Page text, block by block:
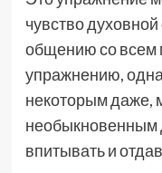
чувство духовной
общению со всем
упражнению,
некоторым даже,
необыкновенным
впитывать и